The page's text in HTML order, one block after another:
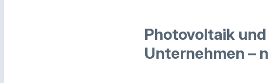
Photovoltaik
Unternehmen –